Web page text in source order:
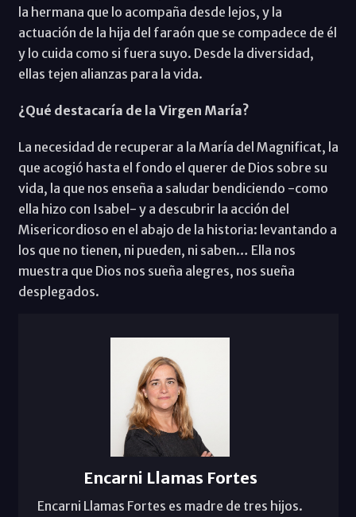
la hermana que lo acompaña desde lejos, y la
actuación de la hija del faraón que se compadece de él
y lo cuida como si fuera suyo. Desde la diversidad,
ellas tejen alianzas para la vida.
¿Qué destacaría de la Virgen María?
La necesidad de recuperar a la María del Magnificat, la
que acogió hasta el fondo el querer de Dios sobre su
vida, la que nos enseña a saludar bendiciendo -como
ella hizo con Isabel- y a descubrir la acción del
Misericordioso en el abajo de la historia: levantando a
los que no tienen, ni pueden, ni saben… Ella nos
muestra que Dios nos sueña alegres, nos sueña
desplegados.
Encarni Llamas Fortes
Encarni Llamas Fortes es madre de tres hijos.